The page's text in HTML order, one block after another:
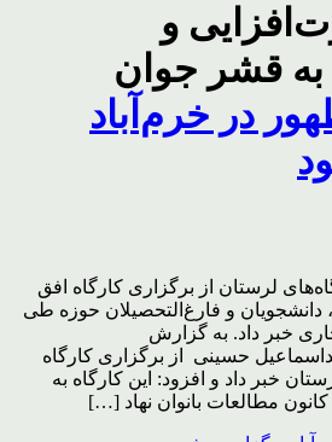
و
قشر جوان
در خرم‌آباد
لرستان از برگزاری کارگاه افق
دانشجویان و فارغ‌التحصیلان حوزه طی
25 و 26 ماه جاری خبر داد. به گزارش
حسینی از برگزاری کارگاه
خبر داد و افزود: این کارگاه به
مطالعات بانوان نهاد […]